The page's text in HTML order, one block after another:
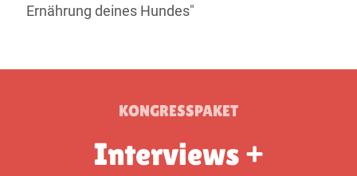
Ernährung deines Hundes"
KONGRESSPAKET
Interviews +